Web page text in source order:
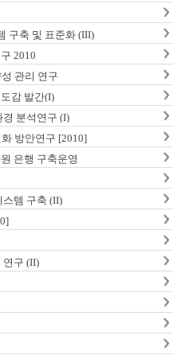
구축 및 표준화 (III)
2010
관리 연구
감 발간(I)
경 분석연구 (I)
방안연구 [2010]
은행 구축운영
스템 구축 (II)
연구 (II)